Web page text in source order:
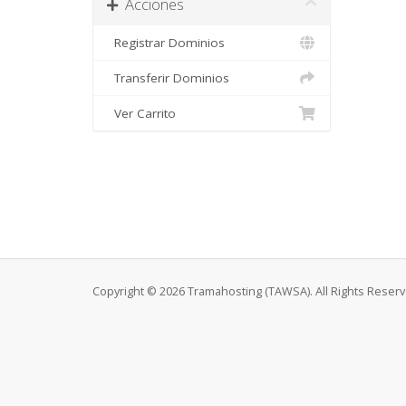
Registrar Dominios
Transferir Dominios
Ver Carrito
Copyright © 2026 Tramahosting (TAWSA). All Rights